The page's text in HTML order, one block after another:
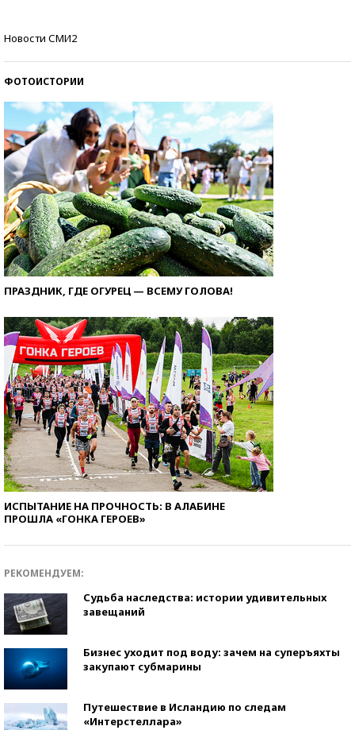
Новости СМИ2
ФОТОИСТОРИИ
ПРАЗДНИК, ГДЕ ОГУРЕЦ — ВСЕМУ ГОЛОВА!
ИСПЫТАНИЕ НА ПРОЧНОСТЬ: В АЛАБИНЕ
ПРОШЛА «ГОНКА ГЕРОЕВ»
РЕКОМЕНДУЕМ:
Судьба наследства: истории удивительных
завещаний
Бизнес уходит под воду: зачем на суперъяхты
закупают субмарины
Путешествие в Исландию по следам
«Интерстеллара»